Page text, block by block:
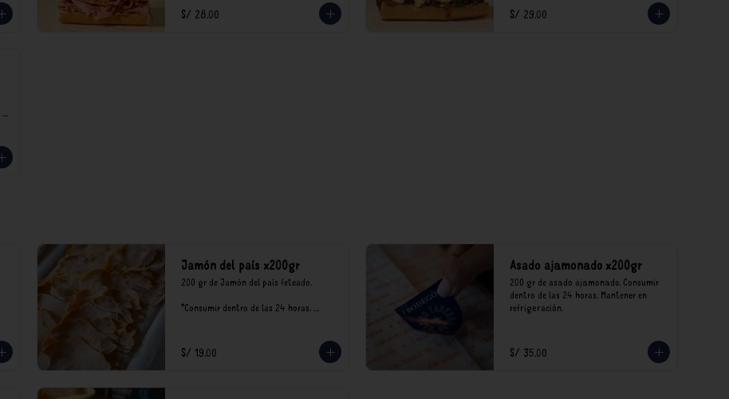
recargo al consumo.
S/ 28.00
recargo al consumo.
S/ 29.00
Jamón del país x200gr
200 gr de Jamón del país feteado.
*Consumir dentro de las 24 horas.
soles e incluyen impuestos de ley y
recargo al consumo.
S/ 19.00
Asado ajamonado x200gr
200 gr de asado ajamonado. Consumir
dentro de las 24 horas. Mantener en
refrigeración.
S/ 35.00